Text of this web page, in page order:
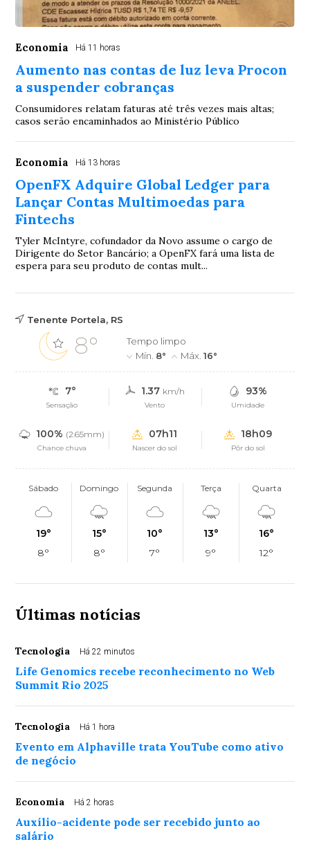
Economia Há 11 horas
Aumento nas contas de luz leva Procon
a suspender cobranças
Consumidores relatam faturas até três vezes mais altas;
casos serão encaminhados ao Ministério Público
Economia Há 13 horas
OpenFX Adquire Global Ledger para
Lançar Contas Multimoedas para
Fintechs
Tyler McIntyre, cofundador da Novo assume o cargo de
Dirigente do Setor Bancário; a OpenFX fará uma lista de
espera para seu produto de contas mult...
Tenente Portela, RS
8°
Tempo limpo
Mín. 8° Máx.16°
7°
Sensação
1.37 km/h
Vento
93%
Umidade
100% (2.65mm)
Chance chuva
07h11
Nascer do sol
18h09
Pôr do sol
Sábado
19°
8°
Domingo
15°
8°
Segunda
10°
7°
Terça
13°
9°
Quarta
16°
12°
Últimas notícias
Tecnologia Há 22 minutos
Life Genomics recebe reconhecimento no Web
Summit Rio 2025
Tecnologia Há 1 hora
Evento em Alphaville trata YouTube como ativo
de negócio
Economia Há 2 horas
Auxílio-acidente pode ser recebido junto ao
salário